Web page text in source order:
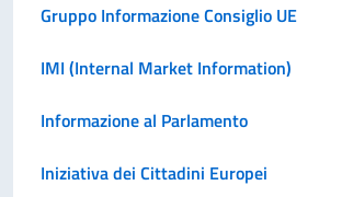
Gruppo Informazione Consiglio UE
IMI (Internal Market Information)
Informazione al Parlamento
Iniziativa dei Cittadini Europei